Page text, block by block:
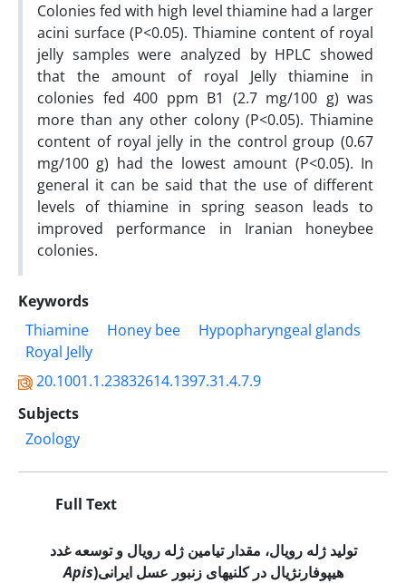
Colonies fed with high level thiamine had a larger
acini surface (P<0.05). Thiamine content of royal
jelly samples were analyzed by HPLC showed
that the amount of royal Jelly thiamine in
colonies fed 400 ppm B1 (2.7 mg/100 g) was
more than any other colony (P<0.05). Thiamine
content of royal jelly in the control group (0.67
mg/100 g) had the lowest amount (P<0.05). In
general it can be said that the use of different
levels of thiamine in spring season leads to
improved performance in Iranian honeybee
colonies.
Keywords
Thiamine
Honey bee
Hypopharyngeal glands
Royal Jelly
20.1001.1.23832614.1397.31.4.7.9
Subjects
Zoology
Full Text
تولید ژله رویال، مقدار تیامین ژله رویال و توسعه غدد
هیپوفارنژیال در کلنی­های زنبور عسل ایرانی(
Apis